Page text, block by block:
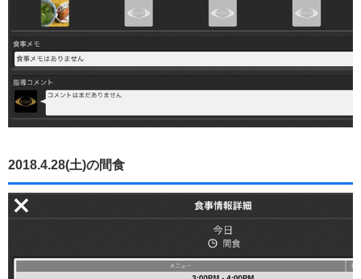
2018.4.28(土)の間食